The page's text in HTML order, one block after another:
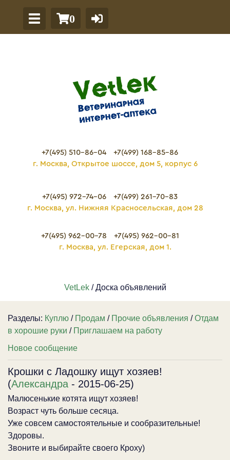
0
+7(495) 510-86-04
+7(499) 168-85-86
г. Москва, Открытое шоссе, дом 5, корпус 6
+7(495) 972-74-06
+7(499) 261-70-83
г. Москва, ул. Нижняя Красносельская, дом 28
+7(495) 962-00-78
+7(495) 962-00-81
г. Москва, ул. Егерская, дом 1.
VetLek/ Доска объявлений
Разделы: Куплю / Продам / Прочие объявления /Отдам
в хорошие руки / Приглашаем на работу
Новое сообщение
Крошки с Ладошку ищут хозяев!
(Александра - 2015-06-25)
Малюсенькие котята ищут хозяев!
Возраст чуть больше сесяца.
Уже совсем самостоятельные и сообразительные!
Здоровы.
Звоните и выбирайте своего Кроху)